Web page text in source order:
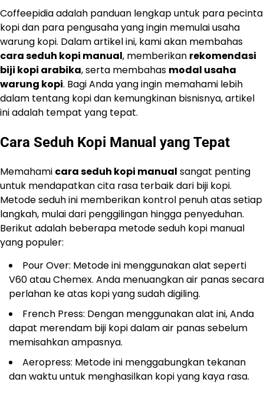
Coffeepidia adalah panduan lengkap untuk para pecinta
kopi dan para pengusaha yang ingin memulai usaha
warung kopi. Dalam artikel ini, kami akan membahas
cara seduh kopi manual, memberikan rekomendasi
biji kopi arabika, serta membahas modal usaha
warung kopi. Bagi Anda yang ingin memahami lebih
dalam tentang kopi dan kemungkinan bisnisnya, artikel
ini adalah tempat yang tepat.
Cara Seduh Kopi Manual yang Tepat
Memahami cara seduh kopi manual sangat penting
untuk mendapatkan cita rasa terbaik dari biji kopi.
Metode seduh ini memberikan kontrol penuh atas setiap
langkah, mulai dari penggilingan hingga penyeduhan.
Berikut adalah beberapa metode seduh kopi manual
yang populer:
Pour Over: Metode ini menggunakan alat seperti
V60 atau Chemex. Anda menuangkan air panas secara
perlahan ke atas kopi yang sudah digiling.
French Press: Dengan menggunakan alat ini, Anda
dapat merendam biji kopi dalam air panas sebelum
memisahkan ampasnya.
Aeropress: Metode ini menggabungkan tekanan
dan waktu untuk menghasilkan kopi yang kaya rasa.